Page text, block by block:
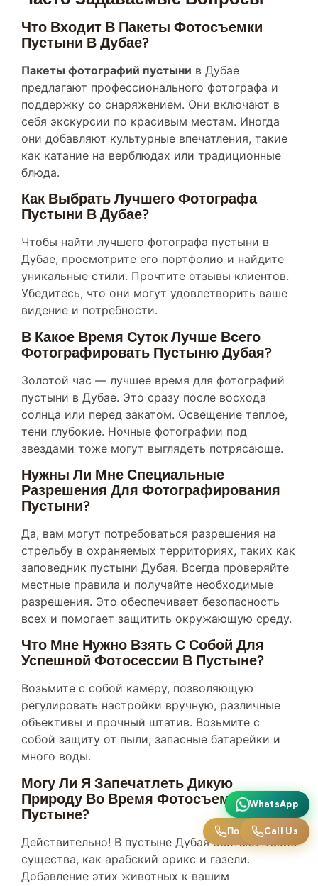
Что Входит В Пакеты Фотосъемки
Пустыни В Дубае?
Пакеты фотографий пустыни
предлагают профессионального фотографа и
поддержку со снаряжением. Они включают в
себя экскурсии по красивым местам. Иногда
они добавляют культурные впечатления, такие
как катание на верблюдах или традиционные
блюда.
Как Выбрать Лучшего Фотографа
Пустыни В Дубае?
Чтобы найти лучшего фотографа пустыни в
Дубае, просмотрите его портфолио и найдите
уникальные стили. Прочтите отзывы клиентов.
Убедитесь, что они могут удовлетворить ваше
видение и потребности.
В Какое Время Суток Лучше Всего
Фотографировать Пустыню Дубая?
Золотой час — лучшее время для фотографий
пустыни в Дубае. Это сразу после восхода
солнца или перед закатом. Освещение теплое,
тени глубокие. Ночные фотографии под
звездами тоже могут выглядеть потрясающе.
Нужны Ли Мне Специальные
Разрешения Для Фотографирования
Пустыни?
Да, вам могут потребоваться разрешения на
стрельбу в охраняемых территориях, таких как
заповедник пустыни Дубая. Всегда проверяйте
местные правила и получайте необходимые
разрешения. Это обеспечивает безопасность
всех и помогает защитить окружающую среду.
Что Мне Нужно Взять С Собой Для
Успешной Фотосессии В Пустыне?
Возьмите с собой камеру, позволяющую
регулировать настройки вручную, различные
объективы и прочный штатив. Возьмите с
собой защиту от пыли, запасные батарейки и
много воды.
Могу Ли Я Запечатлеть Дикую
Природу Во Время Фотосъемки В
Пустыне?
Действительно! В пустыне Дубая обитают такие
существа, как арабский орикс и газели.
Добавление этих животных к вашим
фотографиям может обогатить вашу историю о
WhatsApp
Позвоните нам
WhatsApp
Call Us